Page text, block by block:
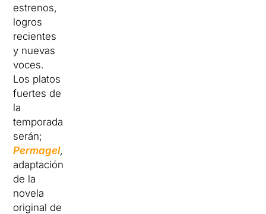
estrenos,
logros
recientes
y nuevas
voces.
Los platos
fuertes de
la
temporada
serán;
Permagel,
adaptación
de la
novela
original de